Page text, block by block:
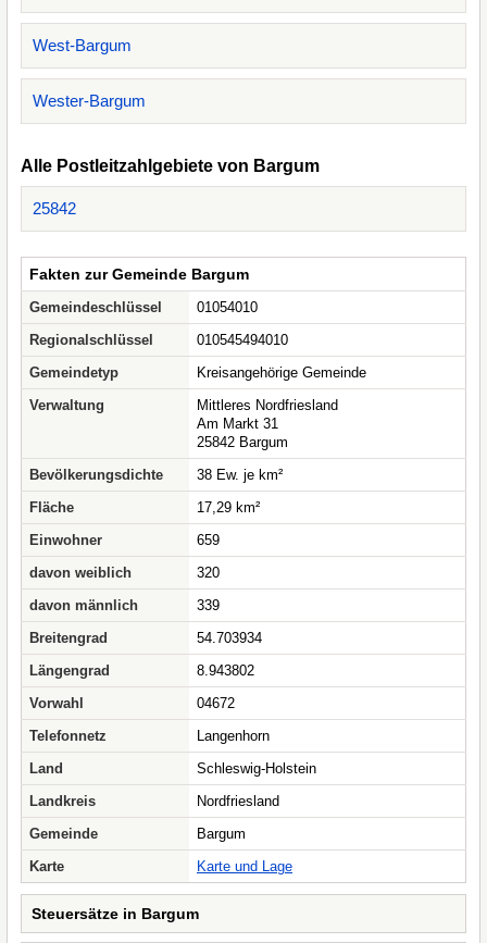
West-Bargum
Wester-Bargum
Alle Postleitzahlgebiete von Bargum
25842
Fakten zur Gemeinde Bargum
Gemeindeschlüssel
01054010
Regionalschlüssel
010545494010
Gemeindetyp
Kreisangehörige Gemeinde
Verwaltung
Mittleres Nordfriesland
Am Markt 31
25842 Bargum
Bevölkerungsdichte
38 Ew. je km²
Fläche
17,29 km²
Einwohner
659
davon weiblich
320
davon männlich
339
Breitengrad
54.703934
Längengrad
8.943802
Vorwahl
04672
Telefonnetz
Langenhorn
Land
Schleswig-Holstein
Landkreis
Nordfriesland
Gemeinde
Bargum
Karte
Karte und Lage
Steuersätze in Bargum